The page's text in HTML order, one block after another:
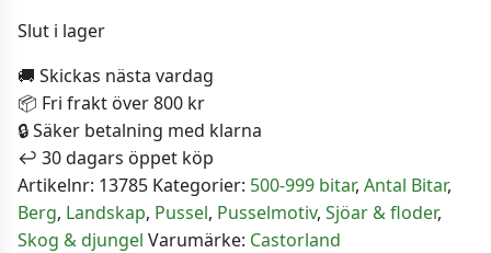
Slut i lager
🚚 Skickas nästa vardag
📦 Fri frakt över 800 kr
🔒 Säker betalning med klarna
↩️ 30 dagars öppet köp
Artikelnr: 13785 Kategorier: 500-999 bitar, Antal Bitar,
Berg, Landskap, Pussel, Pusselmotiv, Sjöar & floder,
Skog & djungel Varumärke: Castorland